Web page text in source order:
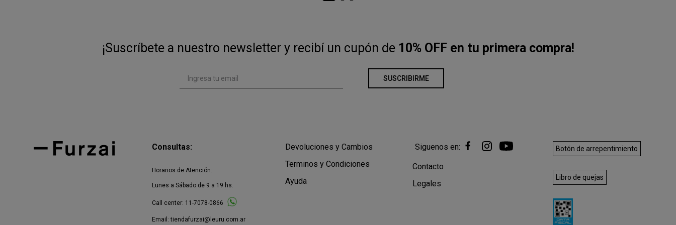
¡Suscríbete a nuestro newsletter y recibí un cupón de 10% OFF en tu primera compra!
SUSCRIBIRME
Consultas:
Horarios de Atención:
Lunes a Sábado de 9 a 19 hs.
Call center: 11-7078-0866
Email:tiendafurzai@leuru.com.ar
Devoluciones y Cambios
Terminos y Condiciones
Ayuda
Siguenos en:
Contacto
Legales
Botón de arrepentimiento
Libro de quejas